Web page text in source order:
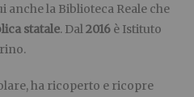
anche la Biblioteca Reale che
statale. Dal2016 è Istituto
ha ricoperto e ricopre